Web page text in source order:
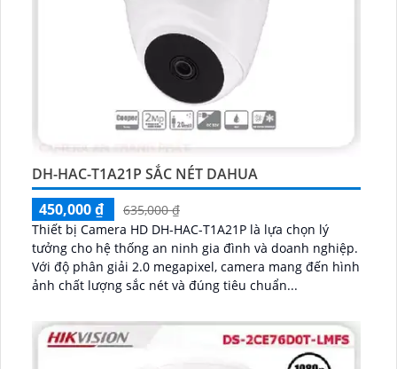
DH-HAC-T1A21P SẮC NÉT DAHUA
450,000 ₫
635,000 ₫
Thiết bị Camera HD DH-HAC-T1A21P là lựa chọn lý
tưởng cho hệ thống an ninh gia đình và doanh nghiệp.
Với độ phân giải 2.0 megapixel, camera mang đến hình
ảnh chất lượng sắc nét và đúng tiêu chuẩn...